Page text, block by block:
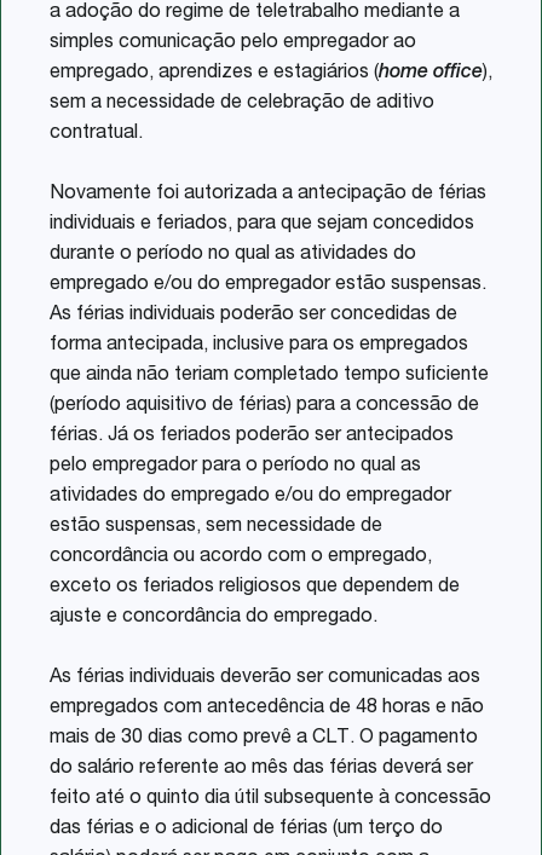
a adoção do regime de teletrabalho mediante a
simples comunicação pelo empregador ao
empregado, aprendizes e estagiários (home office),
sem a necessidade de celebração de aditivo
contratual.
Novamente foi autorizada a antecipação de férias
individuais e feriados, para que sejam concedidos
durante o período no qual as atividades do
empregado e/ou do empregador estão suspensas.
As férias individuais poderão ser concedidas de
forma antecipada, inclusive para os empregados
que ainda não teriam completado tempo suficiente
(período aquisitivo de férias) para a concessão de
férias. Já os feriados poderão ser antecipados
pelo empregador para o período no qual as
atividades do empregado e/ou do empregador
estão suspensas, sem necessidade de
concordância ou acordo com o empregado,
exceto os feriados religiosos que dependem de
ajuste e concordância do empregado.
As férias individuais deverão ser comunicadas aos
empregados com antecedência de 48 horas e não
mais de 30 dias como prevê a CLT. O pagamento
do salário referente ao mês das férias deverá ser
feito até o quinto dia útil subsequente à concessão
das férias e o adicional de férias (um terço do